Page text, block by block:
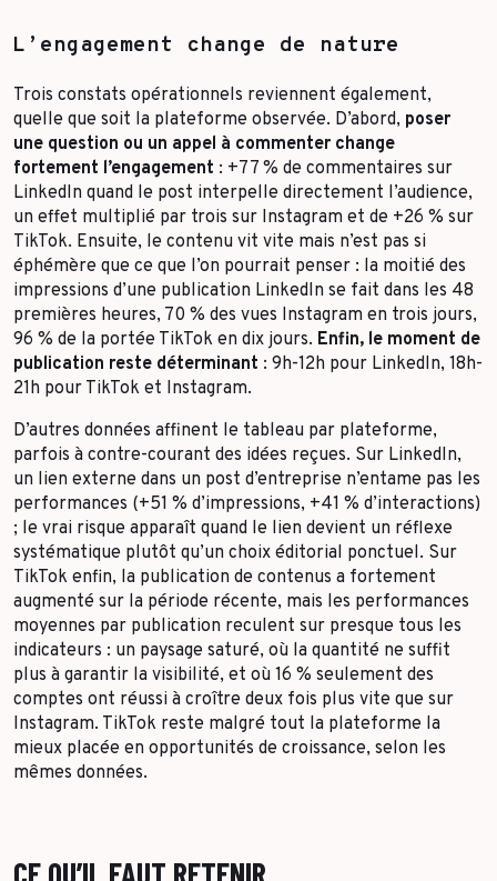
L’engagement change de nature
Trois constats opérationnels reviennent également,
quelle que soit la plateforme observée. D’abord, poser
une question ou un appel à commenter change
fortement l’engagement : +77 % de commentaires sur
LinkedIn quand le post interpelle directement l’audience,
un effet multiplié par trois sur Instagram et de +26 % sur
TikTok. Ensuite, le contenu vit vite mais n’est pas si
éphémère que ce que l’on pourrait penser : la moitié des
impressions d’une publication LinkedIn se fait dans les 48
premières heures, 70 % des vues Instagram en trois jours,
96 % de la portée TikTok en dix jours. Enfin, le moment de
publication reste déterminant : 9h-12h pour LinkedIn, 18h-
21h pour TikTok et Instagram.
D’autres données affinent le tableau par plateforme,
parfois à contre-courant des idées reçues. Sur LinkedIn,
un lien externe dans un post d’entreprise n’entame pas les
performances (+51 % d’impressions, +41 % d’interactions)
; le vrai risque apparaît quand le lien devient un réflexe
systématique plutôt qu’un choix éditorial ponctuel. Sur
TikTok enfin, la publication de contenus a fortement
augmenté sur la période récente, mais les performances
moyennes par publication reculent sur presque tous les
indicateurs : un paysage saturé, où la quantité ne suffit
plus à garantir la visibilité, et où 16 % seulement des
comptes ont réussi à croître deux fois plus vite que sur
Instagram. TikTok reste malgré tout la plateforme la
mieux placée en opportunités de croissance, selon les
mêmes données.
CE QU’IL FAUT RETENIR